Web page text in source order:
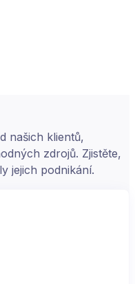
našich klientů,
zdrojů. Zjistěte,
jejich podnikání.